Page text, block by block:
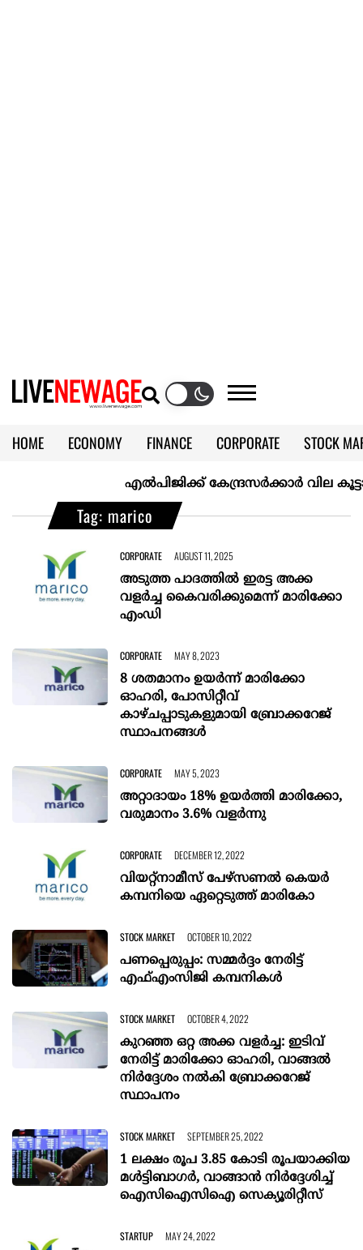
HOME ECONOMY FINANCE CORPORATE
STOCK
KERALA @70
എല്‍പിജിക്ക് കേന്ദ്രസർക്കാർ വില
Tag: marico
CORPORATE AUGUST 11, 2025
അടുത്ത പാദത്തില്‍ ഇരട്ട അക്ക
വളര്‍ച്ച കൈവരിക്കുമെന്ന് മാരിക്കോ
എംഡി
CORPORATE MAY 8, 2023
8 ശതമാനം ഉയര്‍ന്ന് മാരിക്കോ
ഓഹരി, പോസിറ്റീവ്
കാഴ്ചപ്പാടുകളുമായി ബ്രോക്കറേജ്
സ്ഥാപനങ്ങള്‍
CORPORATE MAY 5, 2023
അറ്റാദായം 18% ഉയര്‍ത്തി മാരിക്കോ,
വരുമാനം 3.6% വളര്‍ന്നു
CORPORATE DECEMBER 12, 2022
വിയറ്റ്‌നാമീസ് പേഴ്‌സണല്‍ കെയര്‍
കമ്പനിയെ ഏറ്റെടുത്ത് മാരികോ
STOCK MARKET OCTOBER 10, 2022
പണപ്പെരുപ്പം: സമ്മര്‍ദ്ദം നേരിട്ട്
എഫ്എംസിജി കമ്പനികള്‍
STOCK MARKET OCTOBER 4, 2022
കുറഞ്ഞ ഒറ്റ അക്ക വളര്‍ച്ച: ഇടിവ്
നേരിട്ട് മാരിക്കോ ഓഹരി, വാങ്ങല്‍
നിര്‍ദ്ദേശം നല്‍കി ബ്രോക്കറേജ്
സ്ഥാപനം
STOCK MARKET SEPTEMBER 25, 2022
1 ലക്ഷം രൂപ 3.85 കോടി രൂപയാക്കിയ
മള്‍ട്ടിബാഗര്‍, വാങ്ങാന്‍ നിര്‍ദ്ദേശിച്ച്
ഐസിഐസിഐ സെക്യൂരിറ്റീസ്
STARTUP MAY 24, 2022